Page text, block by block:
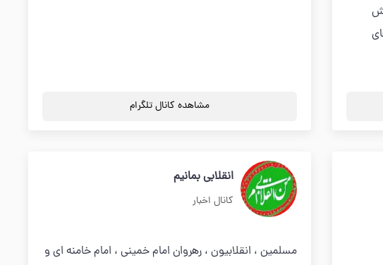
مشاهده کانال تلگرام
انقلابی بمانیم
کانال اخبار
مسلمین ، انقلابیون ، رهروان امام خمینی ، امام خامنه ای و